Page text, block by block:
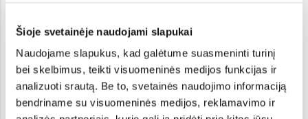
Šioje svetainėje naudojami slapukai
Naudojame slapukus, kad galėtume suasmeninti turinį
bei skelbimus, teikti visuomeninės medijos funkcijas ir
analizuoti srautą. Be to, svetainės naudojimo informaciją
bendriname su visuomeninės medijos, reklamavimo ir
šiomis funkcijomis kartais perkeliami ir scenarijai ar kiti
elementai, galintys nuskaityti ir kartais patalpinti
slapukus iš šių socialinių tinklų į jūsų įrenginį. Šie
slapukai leidžia prie klientų poreikių pritaikyti reklamą,
kad ji būtų labiau susijusi su jų asmeniniais interesais.
Mes neturime prieigos prie šių slapukų ar jų renkamų
duomenų ir negalime jų kontroliuoti, nes esame tik